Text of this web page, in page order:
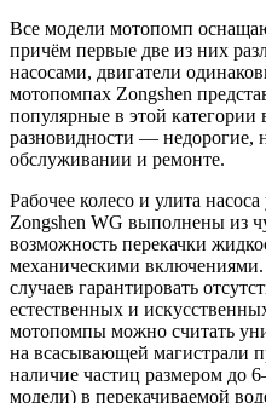
Все модели мотопомп
причём первые две из них
насосами, двигатели
мотопомпах Zongshen
популярные в этой категории
разновидности — недорогие,
обслуживании и ремонте.
Рабочее колесо и улита
Zongshen WG выполнены из
возможность перекачки
механическими
случаев гарантировать
естественных и
мотопомпы можно считать
на всасывающей магистрали
наличие частиц размером до
модели) в перекачиваемой